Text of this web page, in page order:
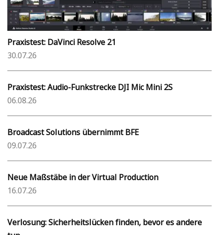
Praxistest: DaVinci Resolve 21
30.07.26
Praxistest: Audio-Funkstrecke DJI Mic Mini 2S
06.08.26
Broadcast Solutions übernimmt BFE
09.07.26
Neue Maßstäbe in der Virtual Production
16.07.26
Verlosung: Sicherheitslücken finden, bevor es andere